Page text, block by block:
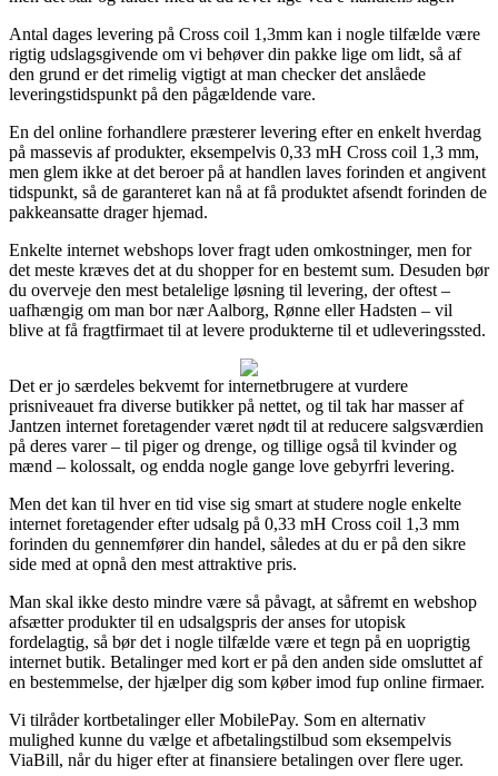
Antal dages levering på Cross coil 1,3mm kan i nogle tilfælde være
rigtig udslagsgivende om vi behøver din pakke lige om lidt, så af
den grund er det rimelig vigtigt at man checker det anslåede
leveringstidspunkt på den pågældende vare.
En del online forhandlere præsterer levering efter en enkelt hverdag
på massevis af produkter, eksempelvis 0,33 mH Cross coil 1,3 mm,
men glem ikke at det beroer på at handlen laves forinden et angivent
tidspunkt, så de garanteret kan nå at få produktet afsendt forinden de
pakkeansatte drager hjemad.
Enkelte internet webshops lover fragt uden omkostninger, men for
det meste kræves det at du shopper for en bestemt sum. Desuden bør
du overveje den mest betalelige løsning til levering, der oftest –
uafhængig om man bor nær Aalborg, Rønne eller Hadsten – vil
blive at få fragtfirmaet til at levere produkterne til et udleveringssted.
Det er jo særdeles bekvemt for internetbrugere at vurdere
prisniveauet fra diverse butikker på nettet, og til tak har masser af
Jantzen internet foretagender været nødt til at reducere salgsværdien
på deres varer – til piger og drenge, og tillige også til kvinder og
mænd – kolossalt, og endda nogle gange love gebyrfri levering.
Men det kan til hver en tid vise sig smart at studere nogle enkelte
internet foretagender efter udsalg på 0,33 mH Cross coil 1,3 mm
forinden du gennemfører din handel, således at du er på den sikre
side med at opnå den mest attraktive pris.
Man skal ikke desto mindre være så påvagt, at såfremt en webshop
afsætter produkter til en udsalgspris der anses for utopisk
fordelagtig, så bør det i nogle tilfælde være et tegn på en uoprigtig
internet butik. Betalinger med kort er på den anden side omsluttet af
en bestemmelse, der hjælper dig som køber imod fup online firmaer.
Vi tilråder kortbetalinger eller MobilePay. Som en alternativ
mulighed kunne du vælge et afbetalingstilbud som eksempelvis
ViaBill, når du higer efter at finansiere betalingen over flere uger.